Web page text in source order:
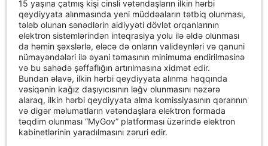
15 yaşına çatmış kişi cinsli vətəndaşların ilkin hərbi
qeydiyyata alınmasında yeni müddəaların tətbiq olunması,
tələb olunan sənədlərin aidiyyəti dövlət orqanlarının
elektron sistemlərindən inteqrasiya yolu ilə əldə olunması
da həmin şəxslərlə, eləcə də onların valideynləri və qanuni
nümayəndələri ilə əyani təmasının minimuma endirilməsinə
və bu sahədə şəffaflığın artırılmasına xidmət edir.
Bundan əlavə, ilkin hərbi qeydiyyata alınma haqqında
vəsiqənin kağız daşıyıcısının ləğv olunmasını nəzərə
alaraq, ilkin hərbi qeydiyyata alma komissiyasının qərarının
və digər məlumatların vətəndaşlara elektron formada
təqdim olunması “MyGov” platforması üzərində elektron
kabinetlərinin yaradılmasını zəruri edir.